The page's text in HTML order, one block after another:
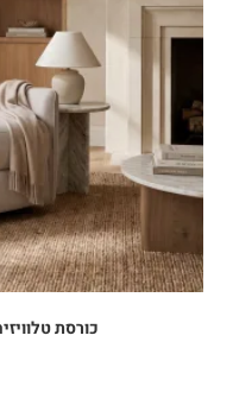
כורסת